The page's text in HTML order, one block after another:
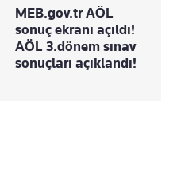
MEB.gov.tr AÖL
sonuç ekranı açıldı!
AÖL 3.dönem sınav
sonuçları açıklandı!